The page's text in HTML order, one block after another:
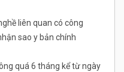
liên quan có công
sao y bản chính
quá 6 tháng kể từ ngày